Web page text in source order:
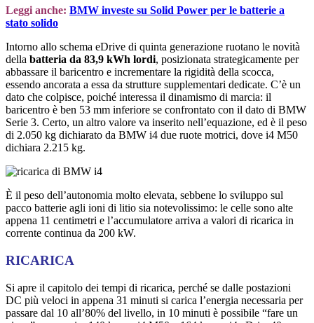
Leggi anche: BMW investe su Solid Power per le batterie a
stato solido
Intorno allo schema eDrive di quinta generazione ruotano le novità
della batteria da 83,9 kWh lordi, posizionata strategicamente per
abbassare il baricentro e incrementare la rigidità della scocca,
essendo ancorata a essa da strutture supplementari dedicate. C’è un
dato che colpisce, poiché interessa il dinamismo di marcia: il
baricentro è ben 53 mm inferiore se confrontato con il dato di BMW
Serie 3. Certo, un altro valore va inserito nell’equazione, ed è il peso
di 2.050 kg dichiarato da BMW i4 due ruote motrici, dove i4 M50
dichiara 2.215 kg.
È il peso dell’autonomia molto elevata, sebbene lo sviluppo sul
pacco batterie agli ioni di litio sia notevolissimo: le celle sono alte
appena 11 centimetri e l’accumulatore arriva a valori di ricarica in
corrente continua da 200 kW.
RICARICA
Si apre il capitolo dei tempi di ricarica, perché se dalle postazioni
DC più veloci in appena 31 minuti si carica l’energia necessaria per
passare dal 10 all’80% del livello, in 10 minuti è possibile “fare un